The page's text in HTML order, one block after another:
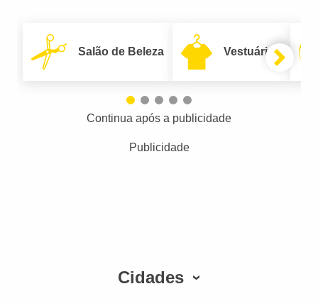
Salão de Beleza Vestuário
Continua após a publicidade
Publicidade
Cidades